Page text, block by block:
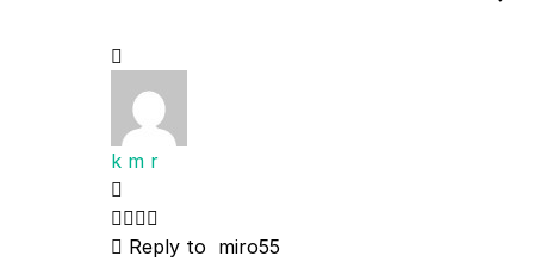
k m r
Reply to miro55